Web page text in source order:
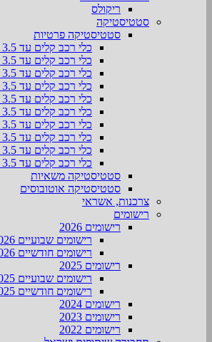
ריקולס
סטטיסטיקה
סטטיסטיקה פרטיות
כלי רכב קלים עד 3.5 טון 2026
כלי רכב קלים עד 3.5 טון 2025
כלי רכב קלים עד 3.5 טון 2024
כלי רכב קלים עד 3.5 טון 2023
כלי רכב קלים עד 3.5 טון 2022
כלי רכב קלים עד 3.5 טון 2021
כלי רכב קלים עד 3.5 טון 2020
כלי רכב קלים עד 3.5 טון 2019
כלי רכב קלים עד 3.5 טון 2018
כלי רכב קלים עד 3.5 טון 2017
סטטיסטיקה משאיות
סטטיסטיקה אוטובוסים
צרכנות, אשראי
רישומים
רישומים 2026
רישומים שבועיים 2026
רישומים חודשיים 2026
רישומים 2025
רישומים שבועיים 2025
רישומים חודשיים 2025
רישומים 2024
רישומים 2023
רישומים 2022